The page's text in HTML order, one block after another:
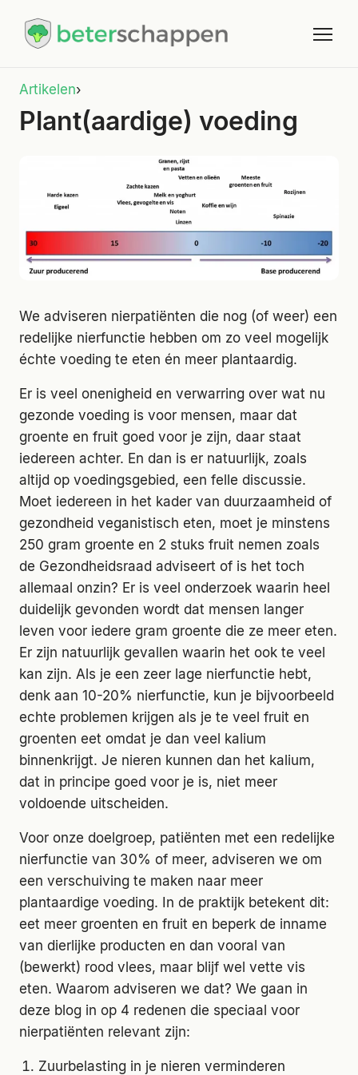
Artikelen›
Plant(aardige) voeding
We adviseren nierpatiënten die nog (of weer) een
redelijke nierfunctie hebben om zo veel mogelijk
échte voeding te eten én meer plantaardig.
Er is veel onenigheid en verwarring over wat nu
gezonde voeding is voor mensen, maar dat
groente en fruit goed voor je zijn, daar staat
iedereen achter. En dan is er natuurlijk, zoals
altijd op voedingsgebied, een felle discussie.
Moet iedereen in het kader van duurzaamheid of
gezondheid veganistisch eten, moet je minstens
250 gram groente en 2 stuks fruit nemen zoals
de Gezondheidsraad adviseert of is het toch
allemaal onzin? Er is veel onderzoek waarin heel
duidelijk gevonden wordt dat mensen langer
leven voor iedere gram groente die ze meer eten.
Er zijn natuurlijk gevallen waarin het ook te veel
kan zijn. Als je een zeer lage nierfunctie hebt,
denk aan 10-20% nierfunctie, kun je bijvoorbeeld
echte problemen krijgen als je te veel fruit en
groenten eet omdat je dan veel kalium
binnenkrijgt. Je nieren kunnen dan het kalium,
dat in principe goed voor je is, niet meer
voldoende uitscheiden.
Voor onze doelgroep, patiënten met een redelijke
nierfunctie van 30% of meer, adviseren we om
een verschuiving te maken naar meer
plantaardige voeding. In de praktijk betekent dit:
eet meer groenten en fruit en beperk de inname
van dierlijke producten en dan vooral van
(bewerkt) rood vlees, maar blijf wel vette vis
eten. Waarom adviseren we dat? We gaan in
deze blog in op 4 redenen die speciaal voor
nierpatiënten relevant zijn:
Zuurbelasting in je nieren verminderen